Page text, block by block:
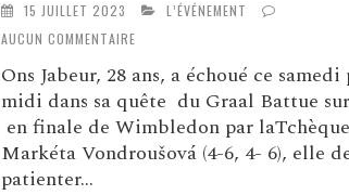
15 JUILLET 2023
L’ÉVÉNEMENT
AUCUN COMMENTAIRE
Ons Jabeur, 28 ans, a échoué ce samedi
midi dans sa quête du Graal Battue
en finale de Wimbledon par laTchèque
Markéta Vondroušová (4-6, 4- 6), elle
patienter...